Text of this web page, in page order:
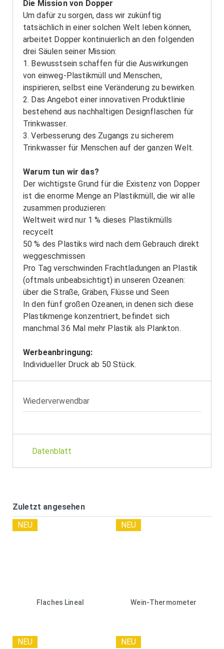
Die Mission von Dopper
Um dafür zu sorgen, dass wir zukünftig
tatsächlich in einer solchen Welt leben können,
arbeitet Dopper kontinuierlich an den folgenden
drei Säulen seiner Mission:
1. Bewusstsein schaffen für die Auswirkungen
von einweg-Plastikmüll und Menschen,
inspirieren, selbst eine Veränderung zu bewirken.
2. Das Angebot einer innovativen Produktlinie
bestehend aus nachhaltigen Designflaschen für
Trinkwasser.
3. Verbesserung des Zugangs zu sicherem
Trinkwasser für Menschen auf der ganzen Welt.
Warum tun wir das?
Der wichtigste Grund für die Existenz von Dopper
ist die enorme Menge an Plastikmüll, die wir alle
zusammen produzieren:
Weltweit wird nur 1 % dieses Plastikmülls
recycelt
50 % des Plastiks wird nach dem Gebrauch direkt
weggeschmissen
Pro Tag verschwinden Frachtladungen an Plastik
(oftmals unbeabsichtigt) in unseren Ozeanen:
über die Straße, Gräben, Flüsse und Seen
In den fünf großen Ozeanen, in denen sich diese
Plastikmenge konzentriert, befindet sich
manchmal 36 Mal mehr Plastik als Plankton.
Werbeanbringung:
Individueller Druck ab 50 Stück.
Wiederverwendbar
Datenblatt
Zuletzt angesehen
Flaches Lineal
NEU
Wein-Thermometer
NEU
NEU NEU